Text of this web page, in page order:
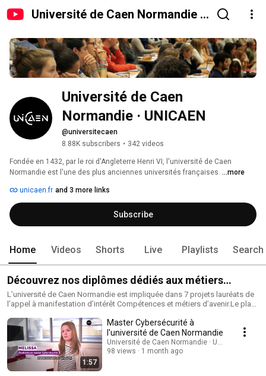
Université de Caen Normandie ·
Université de Caen
Normandie · UNICAEN
@universitecaen
8.88K subscribers • 342 videos
Fondée en 1432, par le roi d'Angleterre Henri VI, l'université de Caen
Normandie est l'une des plus anciennes universités françaises. ...more
unicaen.fr and 3 more links
Subscribe
Home Videos Shorts Live Playlists Search
Découvrez nos diplômes dédiés aux métiers
d'avenir
L’université de Caen Normandie est impliquée dans 7 projets lauréats de
l’appel à manifestation d’intérêt Compétences et métiers d’avenir.Le plan
les technologies innovantes ou encore de soutenir la transition
écologique. Le premier levier pour garantir le succès de ce plan, c’est la
formation des jeunes et des salariés : soutenir l’émergence de talents et
accélérer l’adaptation des formations aux besoins de compétences des
nouvelles filières et des métiers d’avenir. _____Liens utiles : https://filiere-
energie.unicaen.fr/https://filiere-numerique.unicaen.fr/
1:57
Master Cybersécurité à
l'université de Caen Normandie
Université de Caen Normandie · UNICAEN
98 views
1 month ago